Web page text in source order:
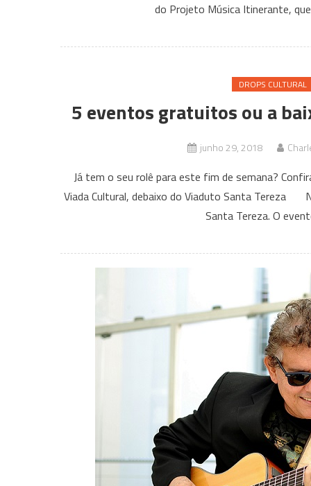
do Projeto Música Itinerante,
DROPS CULTURAL
5 eventos gratuitos ou a
junho 29, 2018
Já tem o seu rolê para este fim de semana?
Viada Cultural, debaixo do Viaduto Santa Tereza
Santa Tereza. O